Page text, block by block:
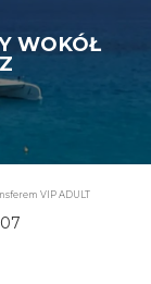
WOKÓŁ
VIP ADULT